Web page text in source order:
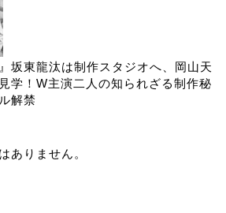
坂東龍汰は制作スタジオへ、岡山天
学！W主演二人の知られざる制作秘
解禁
ありません。